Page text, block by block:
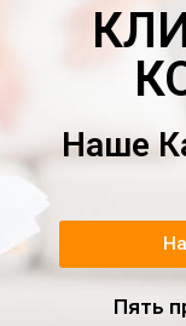
Наше
Пять